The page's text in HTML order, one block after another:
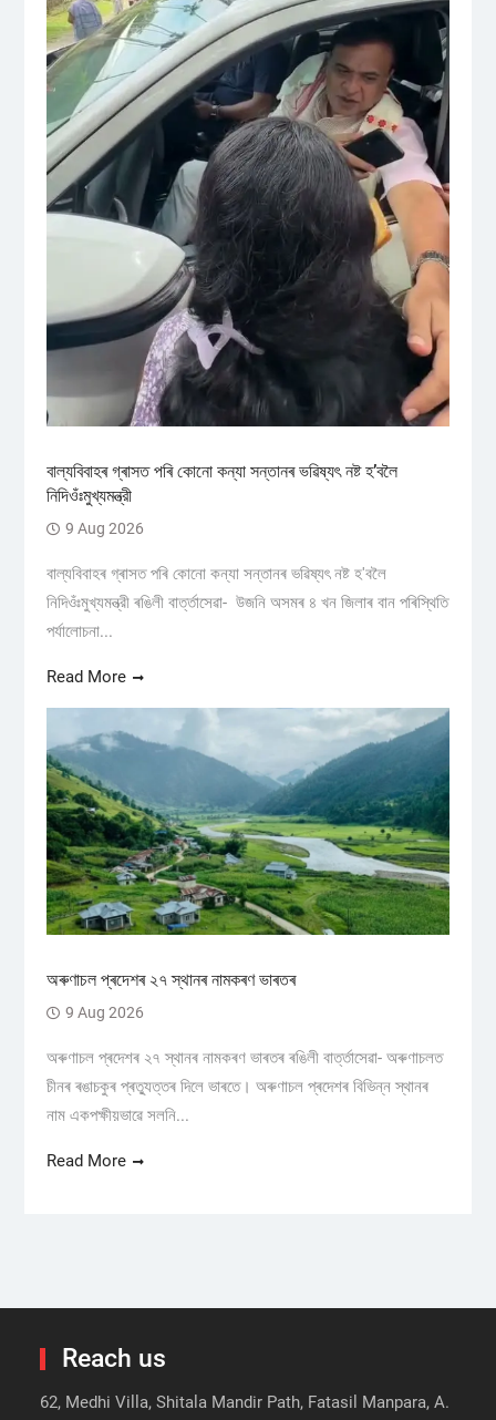
বাল্যবিবাহৰ গ্ৰাসত পৰি কোনো কন্যা সন্তানৰ ভৱিষ্যৎ নষ্ট হ’বলৈ
নিদিওঁঃমুখ্যমন্ত্রী
9 Aug 2026
বাল্যবিবাহৰ গ্ৰাসত পৰি কোনো কন্যা সন্তানৰ ভৱিষ্যৎ নষ্ট হ'বলৈ
নিদিওঁঃমুখ্যমন্ত্রী ৰঙিলী বাৰ্ত্তাসেৱা- উজনি অসমৰ ৪ খন জিলাৰ বান পৰিস্থিতি
পৰ্যালোচনা...
Read More
অৰুণাচল প্ৰদেশৰ ২৭ স্থানৰ নামকৰণ ভাৰতৰ
9 Aug 2026
অৰুণাচল প্ৰদেশৰ ২৭ স্থানৰ নামকৰণ ভাৰতৰ ৰঙিলী বাৰ্ত্তাসেৱা- অৰুণাচলত
চীনৰ ৰঙাচকুৰ প্ৰত্যুত্তৰ দিলে ভাৰতে। অৰুণাচল প্ৰদেশৰ বিভিন্ন স্থানৰ
নাম একপক্ষীয়ভাৱে সলনি...
Read More
Reach us
62, Medhi Villa, Shitala Mandir Path, Fatasil Manpara, A.